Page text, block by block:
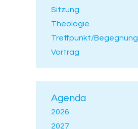
Sitzung
Theologie
Treffpunkt/Begegnung
Vortrag
Agenda
2026
2027